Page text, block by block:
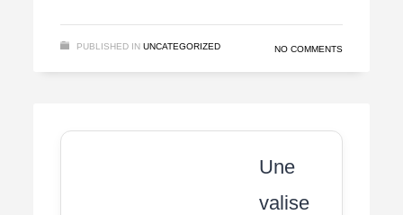
PUBLISHED IN UNCATEGORIZED NO COMMENTS
Une
valise